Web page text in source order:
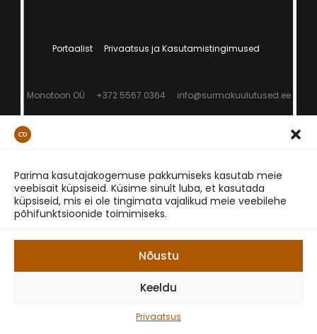
Parima kasutajakogemuse pakkumiseks kasutab meie
veebisait küpsiseid. Küsime sinult luba, et kasutada
küpsiseid, mis ei ole tingimata vajalikud meie veebilehe
põhifunktsioonide toimimiseks.
Nõustu
Keeldu
Privaatsus
Portaalist Privaatsus ja Kasutamistingimused
Monotoon OÜ +372 5567 0364 info@surmakuulutused.ee